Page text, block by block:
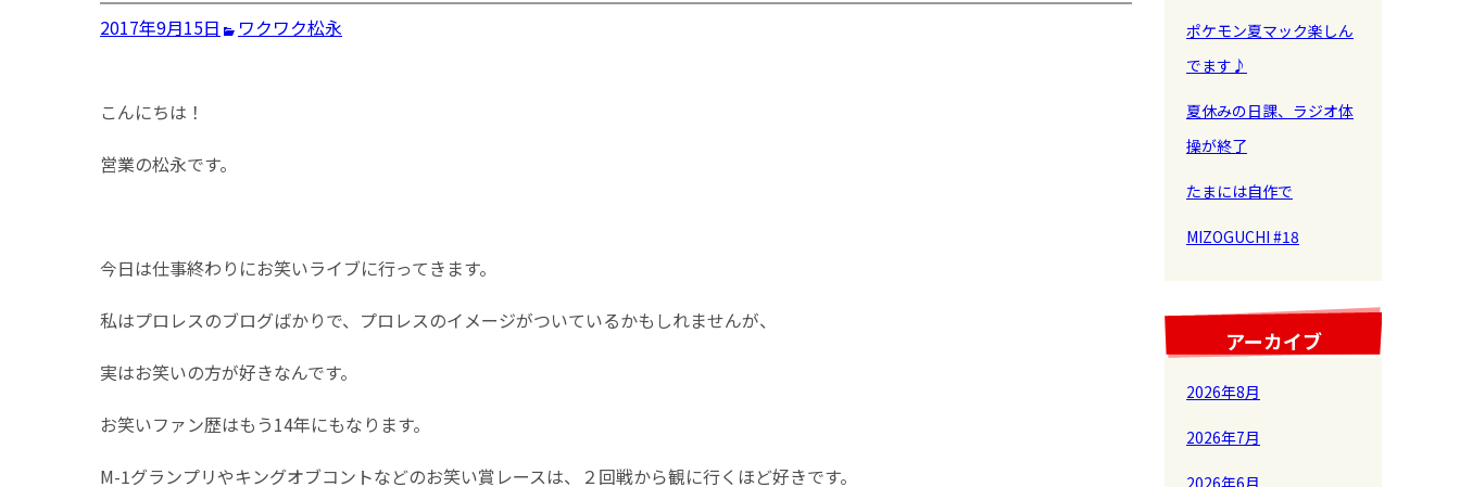
2017年9月15日 ワクワク松永
こんにちは！
営業の松永です。
今日は仕事終わりにお笑いライブに行ってきます。
私はプロレスのブログばかりで、プロレスのイメージがついているかもしれませんが、
実はお笑いの方が好きなんです。
お笑いファン歴はもう14年にもなります。
M-1グランプリやキングオブコントなどのお笑い賞レースは、２回戦から観に行くほど好きです。
ポケモン夏マック楽しん
でます♪
夏休みの日課、ラジオ体
操が終了
たまには自作で
MIZOGUCHI #18
アーカイブ
2026年8月
2026年7月
2026年6月